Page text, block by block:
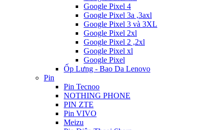
Google Pixel 4
Google Pixel 3a ,3axl
Google Pixel 3 và 3XL
Google Pixel 2xl
Google Pixel 2 ,2xl
Google Pixel xl
Google Pixel
Ốp Lưng - Bao Da Lenovo
Pin
Pin Tecnoo
NOTHING PHONE
PIN ZTE
Pin VIVO
Meizu